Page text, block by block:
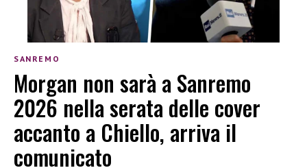
SANREMO
Morgan non sarà a Sanremo
2026 nella serata delle cover
accanto a Chiello, arriva il
comunicato